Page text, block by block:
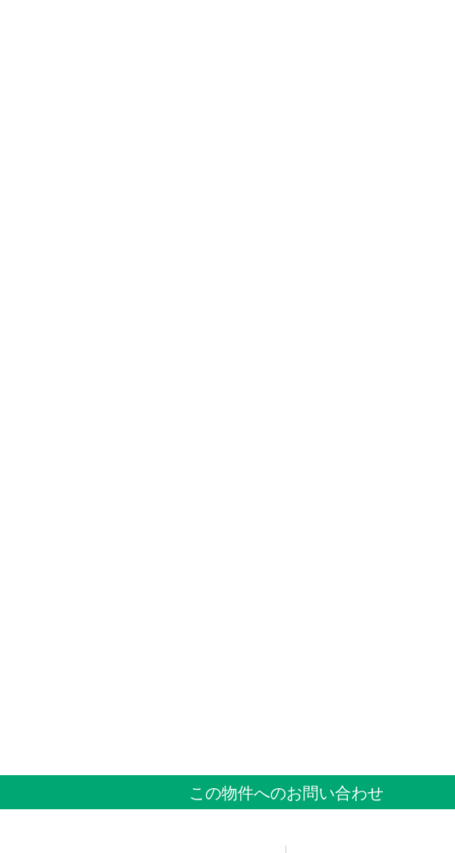
この物件へのお問い合わせ